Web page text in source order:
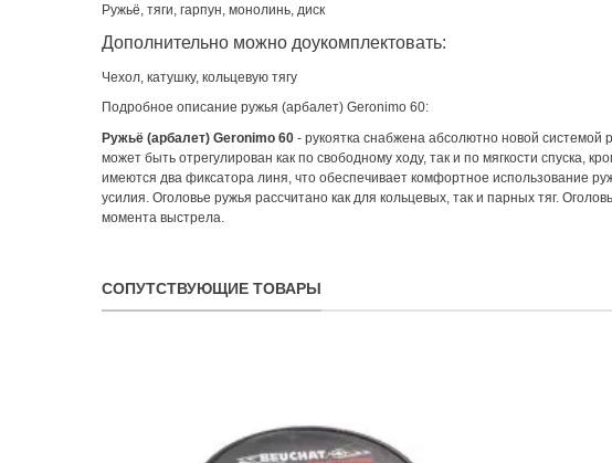
Ружьё, тяги, гарпун, монолинь, диск
Дополнительно можно доукомплектовать:
Чехол, катушку, кольцевую тягу
Подробное описание ружья (арбалет) Geronimo 60:
Ружьё (арбалет) Geronimo 60 - рукоятка снабжена абсолютно новой системой
может быть отрегулирован как по свободному ходу, так и по мягкости спуска,
имеются два фиксатора линя, что обеспечивает комфортное использование
усилия. Оголовье ружья рассчитано как для кольцевых, так и парных тяг.
момента выстрела.
СОПУТСТВУЮЩИЕ ТОВАРЫ